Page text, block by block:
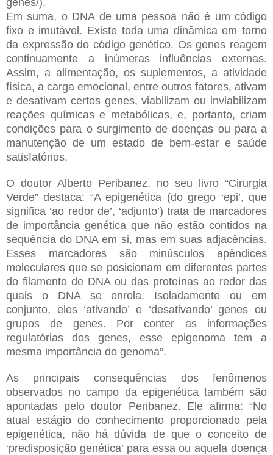
Em suma, o DNA de uma pessoa não é um código
fixo e imutável. Existe toda uma dinâmica em torno
da expressão do código genético. Os genes reagem
continuamente a inúmeras influências externas.
Assim, a alimentação, os suplementos, a atividade
física, a carga emocional, entre outros fatores, ativam
e desativam certos genes, viabilizam ou inviabilizam
reações químicas e metabólicas, e, portanto, criam
condições para o surgimento de doenças ou para a
manutenção de um estado de bem-estar e saúde
satisfatórios.
O doutor Alberto Peribanez, no seu livro “Cirurgia
Verde” destaca: “A epigenética (do grego ‘epi’, que
significa ‘ao redor de’, ‘adjunto’) trata de marcadores
de importância genética que não estão contidos na
sequência do DNA em si, mas em suas adjacências.
Esses marcadores são minúsculos apêndices
moleculares que se posicionam em diferentes partes
do filamento de DNA ou das proteínas ao redor das
quais o DNA se enrola. Isoladamente ou em
conjunto, eles ‘ativando’ e ‘desativando’ genes ou
grupos de genes. Por conter as informações
regulatórias dos genes, esse epigenoma tem a
mesma importância do genoma”.
As principais consequências dos fenômenos
observados no campo da epigenética também são
apontadas pelo doutor Peribanez. Ele afirma: “No
atual estágio do conhecimento proporcionado pela
epigenética, não há dúvida de que o conceito de
‘predisposição genética’ para essa ou aquela doença